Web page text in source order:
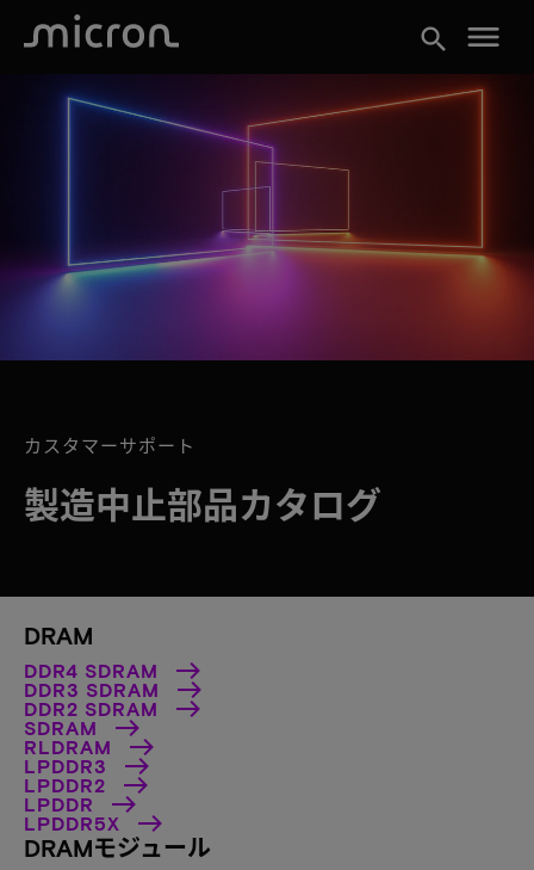
search menu
カスタマーサポート
製造中止部品カタログ
DRAM
DDR4 SDRAM
DDR3 SDRAM
DDR2 SDRAM
SDRAM
RLDRAM
LPDDR3
LPDDR2
LPDDR
LPDDR5X
DRAMモジュール